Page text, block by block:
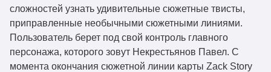
сложностей узнать удивительные сюжетные твисты,
приправленные необычными сюжетными линиями.
Пользователь берет под свой контроль главного
персонажа, которого зовут Некрестьянов Павел. С
момента окончания сюжетной линии карты Zack Story